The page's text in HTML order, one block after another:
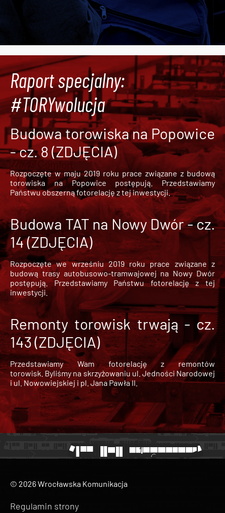
Raport specjalny:
#TORYwolucja
Budowa torowiska na Popowice
- cz. 8 (ZDJĘCIA)
Rozpoczęte w maju 2019 roku prace związane z budową
torowiska na Popowice
postępują. Przedstawiamy
Państwu obszerną fotorelację z tej inwestycji.
Budowa TAT na Nowy Dwór - cz.
14 (ZDJĘCIA)
Rozpoczęte we wrześniu 2019 roku prace związane z
budową trasy autobusowo-tramwajowej na Nowy Dwór
postępują. Przedstawiamy Państwu fotorelację z tej
inwestycji.
Remonty torowisk trwają - cz.
143 (ZDJĘCIA)
Przedstawiamy Wam fotorelację z remontów
torowisk. Byliśmy na skrzyżowaniu ul. Jedności Narodowej
i ul. Nowowiejskiej i pl. Jana Pawła II.
© 2026 Wrocławska Komunikacja
Regulamin strony